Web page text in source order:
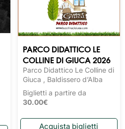
PARCO DIDATTICO LE
COLLINE DI GIUCA 2026
Parco Didattico Le Colline di
Giuca , Baldissero d’Alba
Biglietti a partire da
30.00€